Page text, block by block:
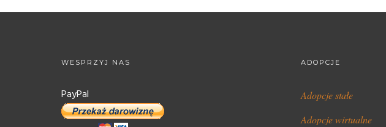
WESPRZYJ NAS
PayPal
ADOPCJE
Adopcje stałe
Adopcje wirtualne